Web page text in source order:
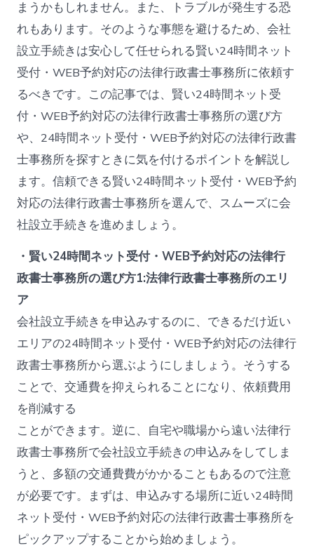
まうかもしれません。また、トラブルが発生する恐
れもあります。そのような事態を避けるため、会社
設立手続きは安心して任せられる賢い24時間ネット
受付・WEB予約対応の法律行政書士事務所に依頼す
るべきです。この記事では、賢い24時間ネット受
付・WEB予約対応の法律行政書士事務所の選び方
や、24時間ネット受付・WEB予約対応の法律行政書
士事務所を探すときに気を付けるポイントを解説し
ます。信頼できる賢い24時間ネット受付・WEB予約
対応の法律行政書士事務所を選んで、スムーズに会
社設立手続きを進めましょう。
・賢い24時間ネット受付・WEB予約対応の法律行
政書士事務所の選び方1:法律行政書士事務所のエリ
ア
会社設立手続きを申込みするのに、できるだけ近い
エリアの24時間ネット受付・WEB予約対応の法律行
政書士事務所から選ぶようにしましょう。そうする
ことで、交通費を抑えられることになり、依頼費用
を削減する
ことができます。逆に、自宅や職場から遠い法律行
政書士事務所で会社設立手続きの申込みをしてしま
うと、多額の交通費費がかかることもあるので注意
が必要です。まずは、申込みする場所に近い24時間
ネット受付・WEB予約対応の法律行政書士事務所を
ピックアップすることから始めましょう。